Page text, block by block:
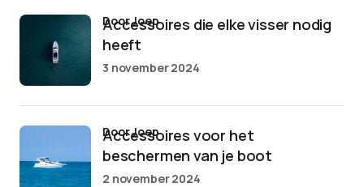
Accessoires die elke visser nodig
heeft
door Joep
3 november 2024
Accessoires voor het
beschermen van je boot
door Joep
2 november 2024